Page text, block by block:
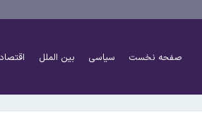
صفحه نخست سیاسی بین الملل
کنسرت برگزار می‌کند؛ شنیدن روایت تازه از موسیقی
درباره تامین ماهانه موشک‌های رهگیر توسط آمریکا
درباره تنگه هرمز در فضایی مثبت در جریان است